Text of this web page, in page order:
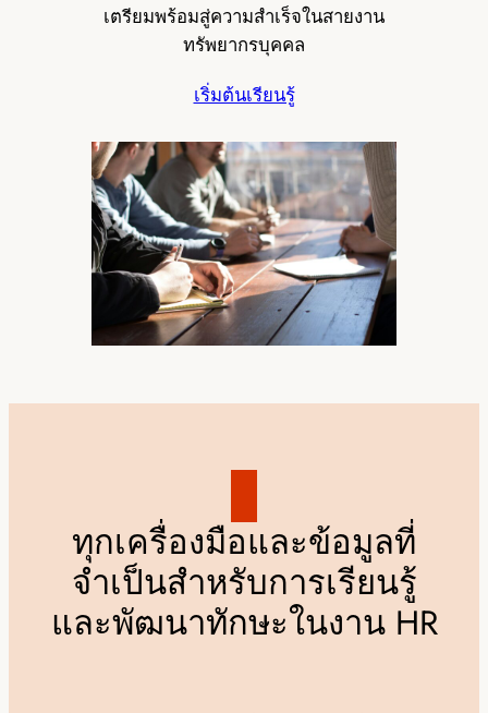
เตรียมพร้อมสู่ความสำเร็จในสายงาน
ทรัพยากรบุคคล
เริ่มต้นเรียนรู้
ทุกเครื่องมือและข้อมูลที่
จำเป็นสำหรับการเรียนรู้
และพัฒนาทักษะในงาน HR